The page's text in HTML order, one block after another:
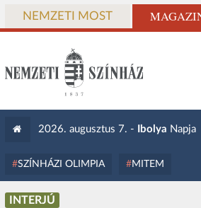
NEMZETI MOST
2026. augusztus 7. - Ibolya Napja
SZÍNHÁZI OLIMPIA MITEM
INTERJÚ